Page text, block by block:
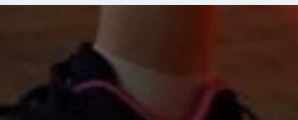
800 грн
1 500 грн